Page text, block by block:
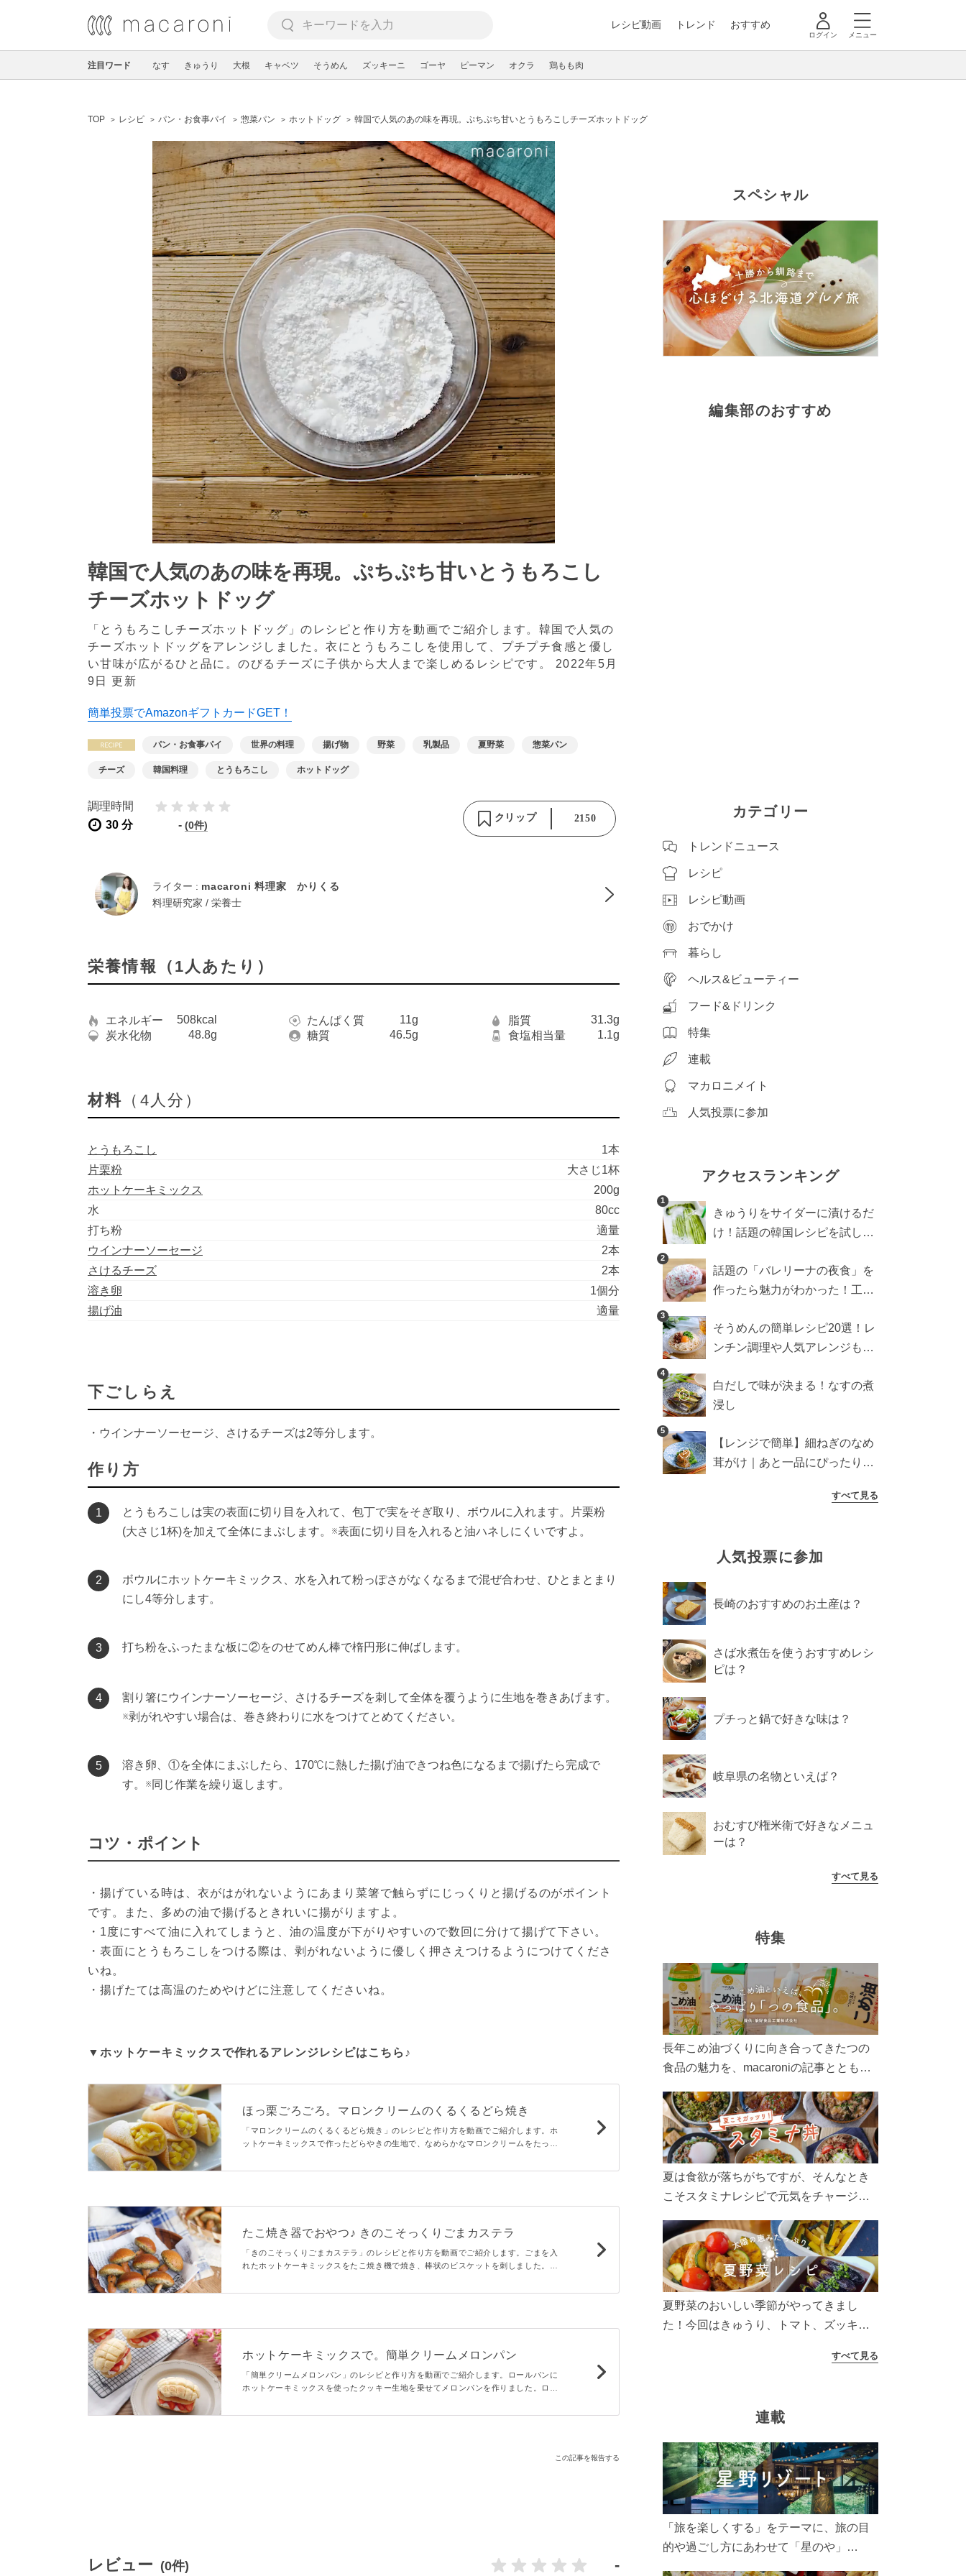
レシピ動画 トレンド おすすめ
ログイン メニュー
注目ワード なす きゅうり 大根 キャベツ そうめん ズッキーニ ゴーヤ ピーマン オクラ 鶏もも肉
TOP レシピ パン・お食事パイ 惣菜パン ホットドッグ 韓国で人気のあの味を再現。ぷちぷち甘いとうもろこしチーズホットドッグ
韓国で人気のあの味を再現。ぷちぷち甘いとうもろこし
チーズホットドッグ
「とうもろこしチーズホットドッグ」のレシピと作り方を動画でご紹介します。韓国で人気の
チーズホットドッグをアレンジしました。衣にとうもろこしを使用して、プチプチ食感と優し
い甘味が広がるひと品に。のびるチーズに子供から大人まで楽しめるレシピです。 2022年5月
9日 更新
簡単投票でAmazonギフトカードGET！
パン・お食事パイ 世界の料理 揚げ物 野菜 乳製品 夏野菜 惣菜パン
チーズ 韓国料理 とうもろこし ホットドッグ
調理時間
30 分
- (0件)
クリップ 2150
ライター : macaroni 料理家 かりくる
料理研究家 / 栄養士
栄養情報（1人あたり）
エネルギー 508kcal たんぱく質 11g 脂質
31.3g
炭水化物
48.8g 糖質 46.5g 食塩相当量 1.1g
材料 （4人分）
とうもろこし
1本
片栗粉
大さじ1杯
ホットケーキミックス
200g
水
80cc
打ち粉
適量
ウインナーソーセージ
2本
さけるチーズ
2本
溶き卵
1個分
揚げ油
適量
下ごしらえ
・ウインナーソーセージ、さけるチーズは2等分します。
作り方
1
とうもろこしは実の表面に切り目を入れて、包丁で実をそぎ取り、ボウルに入れます。片栗粉
(大さじ1杯)を加えて全体にまぶします。※表面に切り目を入れると油ハネしにくいですよ。
2
ボウルにホットケーキミックス、水を入れて粉っぽさがなくなるまで混ぜ合わせ、ひとまとまり
にし4等分します。
3 打ち粉をふったまな板に②をのせてめん棒で楕円形に伸ばします。
4
割り箸にウインナーソーセージ、さけるチーズを刺して全体を覆うように生地を巻きあげます。
※剥がれやすい場合は、巻き終わりに水をつけてとめてください。
5
溶き卵、①を全体にまぶしたら、170℃に熱した揚げ油できつね色になるまで揚げたら完成で
す。※同じ作業を繰り返します。
コツ・ポイント
・揚げている時は、衣がはがれないようにあまり菜箸で触らずにじっくりと揚げるのがポイント
です。また、多めの油で揚げるときれいに揚がりますよ。
・1度にすべて油に入れてしまうと、油の温度が下がりやすいので数回に分けて揚げて下さい。
・表面にとうもろこしをつける際は、剥がれないように優しく押さえつけるようにつけてくださ
いね。
・揚げたては高温のためやけどに注意してくださいね。
▼ホットケーキミックスで作れるアレンジレシピはこちら♪
ほっ栗ごろごろ。マロンクリームのくるくるどら焼き
「マロンクリームのくるくるどら焼き」のレシピと作り方を動画でご紹介します。ホ
ットケーキミックスで作ったどらやきの生地で、なめらかなマロンクリームをたっぷ
たこ焼き器でおやつ♪ きのこそっくりごまカステラ
「きのこそっくりごまカステラ」のレシピと作り方を動画でご紹介します。ごまを入
れたホットケーキミックスをたこ焼き機で焼き、棒状のビスケットを刺しました。し
です。
ホットケーキミックスで。簡単クリームメロンパン
「簡単クリームメロンパン」のレシピと作り方を動画でご紹介します。ロールパンに
ホットケーキミックスを使ったクッキー生地を乗せてメロンパンを作りました。ロー
ンは絶品ですよ。
この記事を報告する
レビュー (0件) -
スペシャル
編集部のおすすめ
カテゴリー
トレンドニュース
レシピ
レシピ動画
おでかけ
暮らし
ヘルス&ビューティー
フード&ドリンク
特集
連載
マカロニメイト
人気投票に参加
アクセスランキング
1
きゅうりをサイダーに漬けるだ
け！話題の韓国レシピを試した
2
話題の「バレリーナの夜食」を
作ったら魅力がわかった！工程
3
そうめんの簡単レシピ20選！レ
ンチン調理や人気アレンジも紹
4
白だしで味が決まる！なすの煮
浸し
5
【レンジで簡単】細ねぎのなめ
茸がけ｜あと一品にぴったり副
すべて見る
人気投票に参加
長崎のおすすめのお土産は？
さば水煮缶を使うおすすめレシ
ピは？
プチっと鍋で好きな味は？
岐阜県の名物といえば？
おむすび権米衛で好きなメニュ
ーは？
すべて見る
特集
長年こめ油づくりに向き合ってきたつの
食品の魅力を、macaroniの記事とともに
ん、製造現場や品質へのこだわりまで。
こめ油をもっと好きになるコンテンツを
ぜひお楽しみください。
夏は食欲が落ちがちですが、そんなとき
こそスタミナレシピで元気をチャージ！
リ食べて、夏バテを吹き飛ばしましょ
う！
夏野菜のおいしい季節がやってきまし
た！今回はきゅうり、トマト、ズッキー
太陽の光をたっぷりあびた夏野菜は栄養
すべて見る
連載
「旅を楽しくする」をテーマに、旅の目
的や過ごし方にあわせて「星のや」